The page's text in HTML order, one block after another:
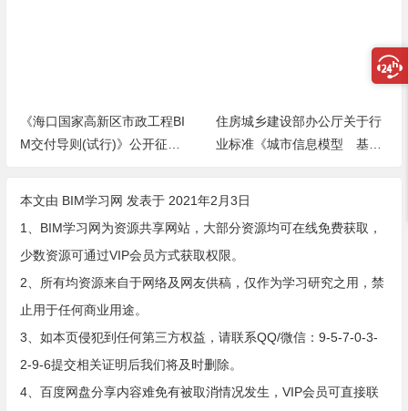
《海口国家高新区市政工程BI
M交付导则(试行)》公开征求
住房城乡建设部办公厅关于行
业标准《城市信息模型 基础
本文由 BIM学习网 发表于 2021年2月3日
1、BIM学习网为资源共享网站，大部分资源均可在线免费获取，
少数资源可通过VIP会员方式获取权限。
2、所有均资源来自于网络及网友供稿，仅作为学习研究之用，禁
止用于任何商业用途。
3、如本页侵犯到任何第三方权益，请联系QQ/微信：9-5-7-0-3-
2-9-6提交相关证明后我们将及时删除。
4、百度网盘分享内容难免有被取消情况发生，VIP会员可直接联